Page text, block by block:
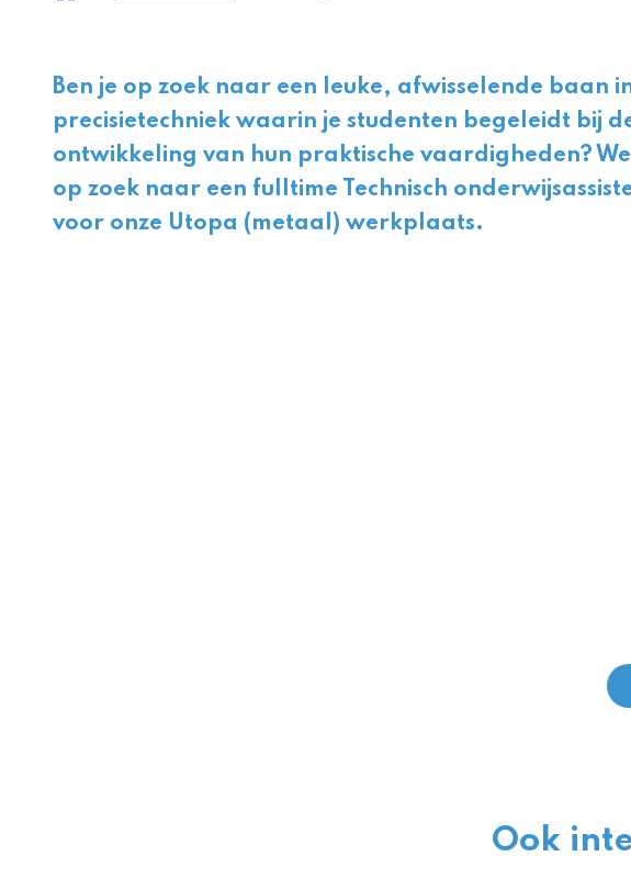
Ben je op zoek naar een leuke, afwisselende baan
precisietechniek waarin je studenten begeleidt bij
ontwikkeling van hun praktische vaardigheden?
op zoek naar een fulltime Technisch
voor onze Utopa (metaal) werkplaats.
Ook